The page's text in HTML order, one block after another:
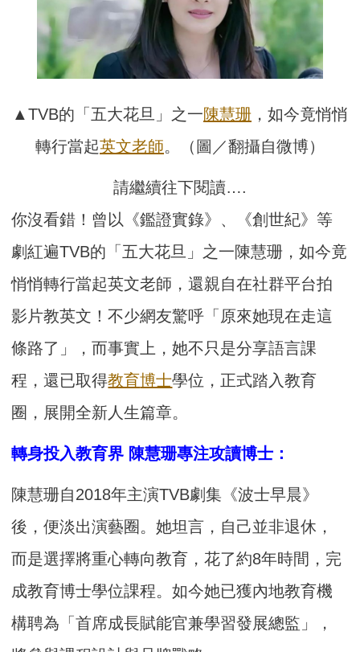
▲TVB的「五大花旦」之一陳慧珊 ，如今竟悄悄
轉行當起英文老師。（圖／翻攝自微博）
請繼續往下閱讀….
你沒看錯！曾以《鑑證實錄》、《創世紀》等
劇紅遍TVB的「五大花旦」之一陳慧珊，如今竟
悄悄轉行當起英文老師，還親自在社群平台拍
影片教英文！不少網友驚呼「原來她現在走這
條路了」，而事實上，她不只是分享語言課
程，還已取得教育博士學位，正式踏入教育
圈，展開全新人生篇章。
轉身投入教育界 陳慧珊專注攻讀博士：
陳慧珊自2018年主演TVB劇集《波士早晨》
後，便淡出演藝圈。她坦言，自己並非退休，
而是選擇將重心轉向教育，花了約8年時間，完
成教育博士學位課程。如今她已獲內地教育機
構聘為「首席成長賦能官兼學習發展總監」，